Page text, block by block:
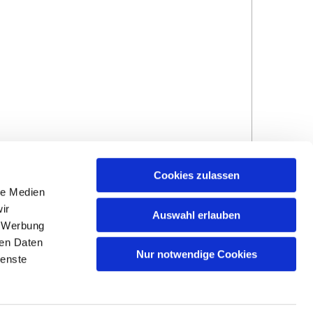
Medien
Daten
Cookies zulassen
Auswahl erlauben
Nur notwendige Cookies
Impressum und